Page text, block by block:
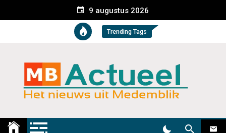
e
9 augustus 2026
Trending Tags
Medemblik Actueel